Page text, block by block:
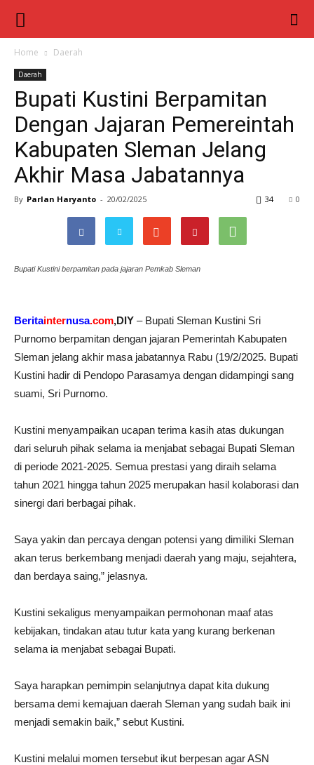
Berita
Inter
Nusa
Home Daerah
Daerah
Bupati Kustini Berpamitan
Dengan Jajaran Pemereintah
Kabupaten Sleman Jelang
Akhir Masa Jabatannya
By Parlan Haryanto - 20/02/2025 0
34
Bupati Kustini berpamitan pada jajaran Pemkab Sleman
Beritainternusa.com,DIY – Bupati Sleman Kustini Sri
Purnomo berpamitan dengan jajaran Pemerintah Kabupaten
Sleman jelang akhir masa jabatannya Rabu (19/2/2025. Bupati
Kustini hadir di Pendopo Parasamya dengan didampingi sang
suami, Sri Purnomo.
Kustini menyampaikan ucapan terima kasih atas dukungan
dari seluruh pihak selama ia menjabat sebagai Bupati Sleman
di periode 2021-2025. Semua prestasi yang diraih selama
tahun 2021 hingga tahun 2025 merupakan hasil kolaborasi dan
sinergi dari berbagai pihak.
Saya yakin dan percaya dengan potensi yang dimiliki Sleman
akan terus berkembang menjadi daerah yang maju, sejahtera,
dan berdaya saing,” jelasnya.
Kustini sekaligus menyampaikan permohonan maaf atas
kebijakan, tindakan atau tutur kata yang kurang berkenan
selama ia menjabat sebagai Bupati.
Saya harapkan pemimpin selanjutnya dapat kita dukung
bersama demi kemajuan daerah Sleman yang sudah baik ini
menjadi semakin baik,” sebut Kustini.
Kustini melalui momen tersebut ikut berpesan agar ASN